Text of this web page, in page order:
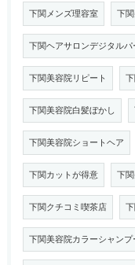
下関メンズ理容室 下
下関ヘアサロンデジタルパ
下関美容院リピート
下関美容院白髪ぼかし
下関美容院ショートヘア
下関カットが得意 下
下関クチコミ喫茶店
下関美容院カラーシャンプ